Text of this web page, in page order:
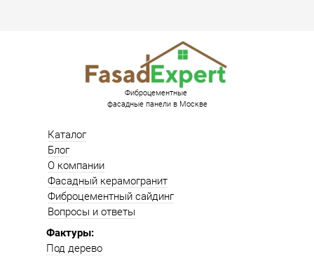
Фактуры:
Под дерево
Каталог
Блог
О компании
Фасадный керамогранит
Фиброцементный сайдинг
Вопросы и ответы
Фиброцементные
фасадные панели в Москве